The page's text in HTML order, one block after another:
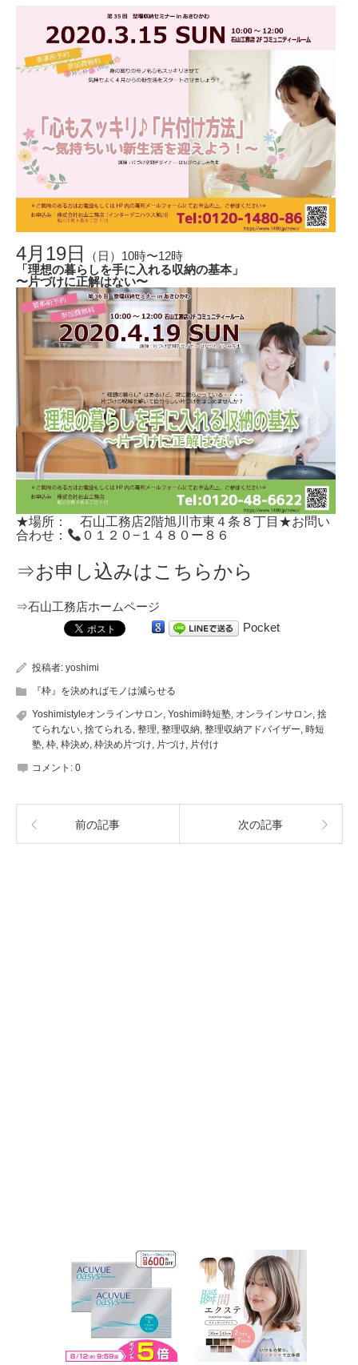
4月 19日
（日）10時〜12時
「理想の暮らしを手に入れる収納の基本」
〜片づけに正解はない〜
★場所： 石山工務店2階旭川市東４条８丁目 ★お問い
合わせ：
０１２０− １４８０ー８６
⇒お申し込みはこちらから
⇒石山工務店ホームページ
Pocket
投稿者: yoshimi
『枠』を決めればモノは減らせる
Yoshimistyleオンラインサロン Yoshimi時短塾 オンラインサロン 捨
てられない 捨てられる 整理 整理収納 整理収納アドバイザー 時短
塾 枠 枠決め 枠決め片づけ 片づけ 片付け
コメント: 0
前の記事 次の記事